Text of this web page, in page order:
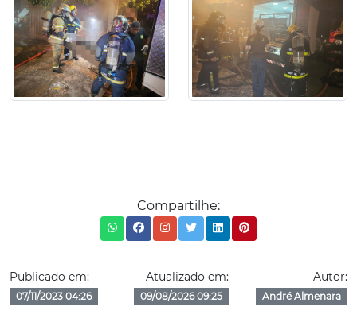
Compartilhe:
Publicado em:
07/11/2023 04:26
Atualizado em:
09/08/2026 09:25
Autor:
André Almenara